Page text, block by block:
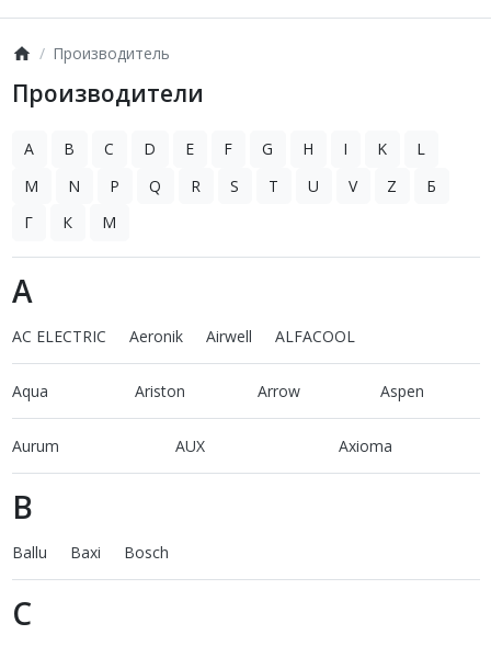
Производитель
Производители
A B C D E F G H I K
L
M
N P Q R S T U V Z
Б
Г
К М
A
AC ELECTRIC Aeronik Airwell ALFACOOL
Aqua Ariston Arrow Aspen
Aurum AUX Axioma
B
Ballu Baxi Bosch
C